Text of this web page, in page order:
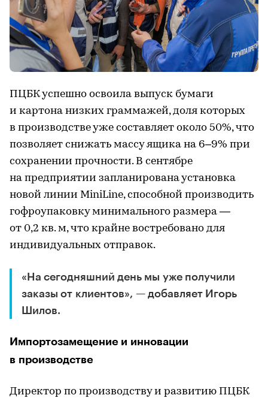
ПЦБК успешно освоила выпуск бумаги
и картона низких граммажей, доля которых
в производстве уже составляет около 50%, что
позволяет снижать массу ящика на 6–9% при
сохранении прочности. В сентябре
на предприятии запланирована установка
новой линии MiniLine, способной производить
гофроупаковку минимального размера —
от 0,2 кв. м, что крайне востребовано для
индивидуальных отправок.
«На сегодняшний день мы уже получили
заказы от клиентов», — добавляет Игорь
Шилов.
Импортозамещение и инновации
в производстве
Директор по производству и развитию ПЦБК